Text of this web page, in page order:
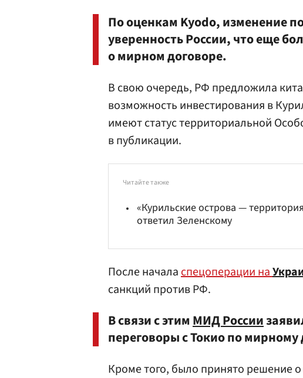
По оценкам Kyodo, изменение
уверенность России, что еще
о мирном договоре.
В свою очередь, РФ предложила
возможность инвестирования в
имеют статус территориальной
в публикации.
Читайте также
«Курильские острова —
ответил Зеленскому
После началаспецоперации на
санкций против РФ.
В связи с этим МИД России
переговоры с Токио по мирному
Кроме того, было принято решение